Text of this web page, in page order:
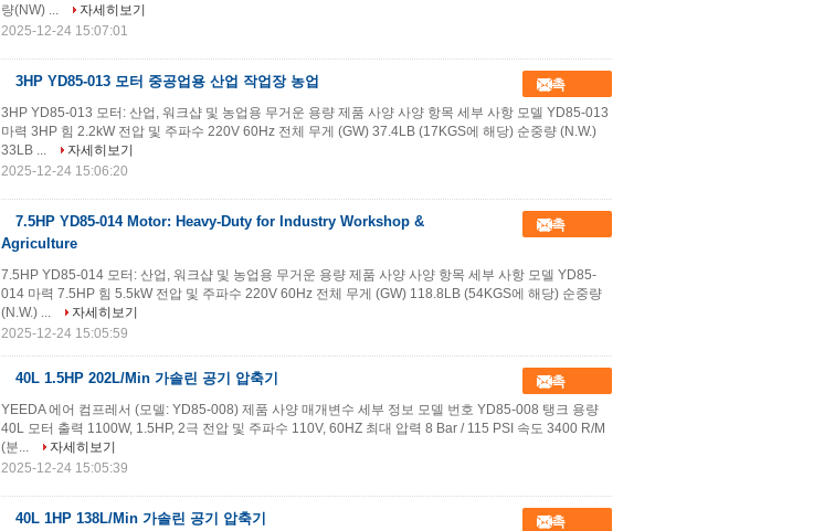
량(NW) ...
자세히보기
2025-12-24 15:07:01
3HP YD85-013 모터 중공업용 산업 작업장 농업 접촉
3HP YD85-013 모터: 산업, 워크샵 및 농업용 무거운 용량 제품 사양 사양 항목 세부 사항 모델 YD85-013
마력 3HP 힘 2.2kW 전압 및 주파수 220V 60Hz 전체 무게 (GW) 37.4LB (17KGS에 해당) 순중량 (N.W.)
33LB ...
자세히보기
2025-12-24 15:06:20
7.5HP YD85-014 Motor: Heavy-Duty for Industry Workshop &
Agriculture
접촉
7.5HP YD85-014 모터: 산업, 워크샵 및 농업용 무거운 용량 제품 사양 사양 항목 세부 사항 모델 YD85-
014 마력 7.5HP 힘 5.5kW 전압 및 주파수 220V 60Hz 전체 무게 (GW) 118.8LB (54KGS에 해당) 순중량
(N.W.) ...
자세히보기
2025-12-24 15:05:59
40L 1.5HP 202L/Min 가솔린 공기 압축기 접촉
YEEDA 에어 컴프레서 (모델: YD85-008) 제품 사양 매개변수 세부 정보 모델 번호 YD85-008 탱크 용량
40L 모터 출력 1100W, 1.5HP, 2극 전압 및 주파수 110V, 60HZ 최대 압력 8 Bar / 115 PSI 속도 3400 R/M
(분...
자세히보기
2025-12-24 15:05:39
40L 1HP 138L/Min 가솔린 공기 압축기 접촉